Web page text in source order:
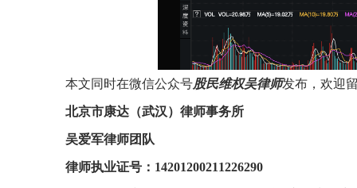
本文同时在微信公众号股民维权吴律师发布，欢迎
北京市康达（武汉）律师事务所
吴爱军律师团队
律师执业证号 ： 14201200211226290